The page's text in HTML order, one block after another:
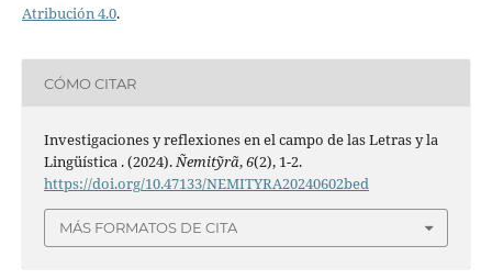
Atribución 4.0.
CÓMO CITAR
Investigaciones y reflexiones en el campo de las Letras y la
Lingüística . (2024).Ñemitỹrã,6(2), 1-2.
https://doi.org/10.47133/NEMITYRA20240602bed
MÁS FORMATOS DE CITA